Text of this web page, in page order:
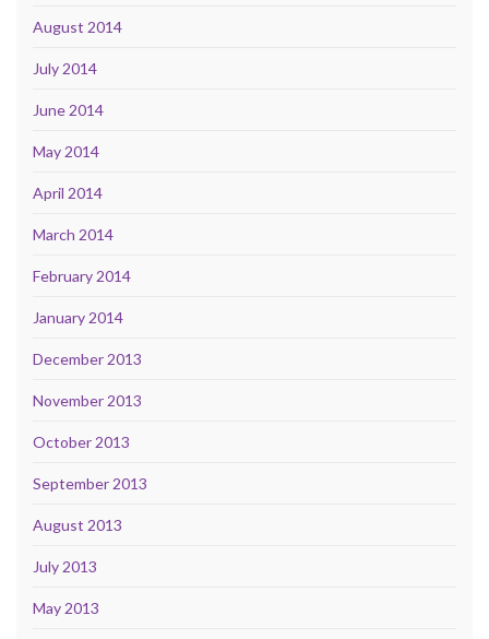
August 2014
July 2014
June 2014
May 2014
April 2014
March 2014
February 2014
January 2014
December 2013
November 2013
October 2013
September 2013
August 2013
July 2013
May 2013